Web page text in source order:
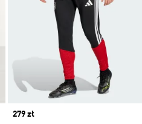
Price
279 zł